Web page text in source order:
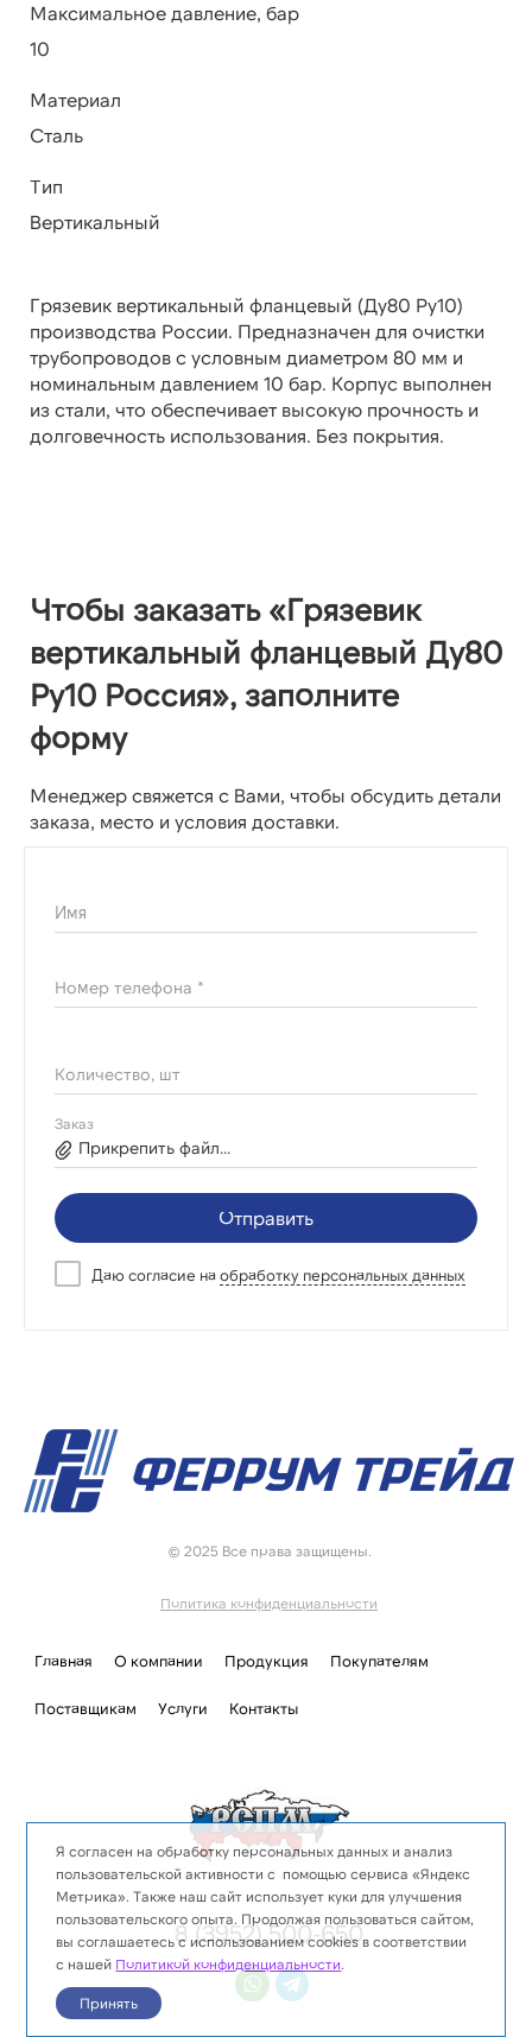
Максимальное давление, бар
10
Материал
Сталь
Тип
Вертикальный
Грязевик вертикальный фланцевый (Ду80 Ру10)
производства России. Предназначен для очистки
трубопроводов с условным диаметром 80 мм и
номинальным давлением 10 бар. Корпус выполнен
из стали, что обеспечивает высокую прочность и
долговечность использования. Без покрытия.
Чтобы заказать «Грязевик
вертикальный фланцевый Ду80
Ру10 Россия», заполните
форму
Менеджер свяжется с Вами, чтобы обсудить детали
заказа, место и условия доставки.
Имя
Номер телефона *
Количество, шт
Заказ
Прикрепить файл...
Отправить
Даю согласие на обработку персональных данных
© 2025 Все права защищены.
Политика конфиденциальности
Главная О компании Продукция Покупателям
Поставщикам Услуги Контакты
8 (3952) 500-650
Я согласен на обработку персональных данных и анализ
пользовательской активности с помощью сервиса «Яндекс
Метрика». Также наш сайт использует куки для улучшения
пользовательского опыта. Продолжая пользоваться сайтом,
вы соглашаетесь с использованием cookies в соответствии
с нашей Политикой конфиденциальности.
Принять